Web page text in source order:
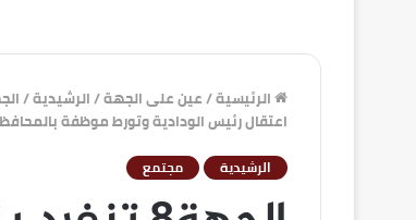
الرئيسية/عين على الجهة/الرشيدية/
اعتقال رئيس الودادية وتورط موظفة
الرشيدية مجتمع